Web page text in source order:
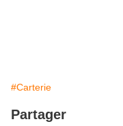
#Carterie
Partager